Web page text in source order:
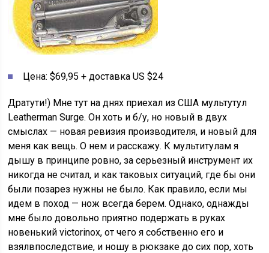
Цена: $69,95 + доставка US $24
Дратути!) Мне тут на днях приехал из США мультутул
Leatherman Surge. Он хоть и б/у, но новый в двух
смыслах — новая ревизия производителя, и новый для
меня как вещь. О нем и расскажу. К мультитулам я
дышу в принципе ровно, за серьезный инструмент их
никогда не считал, и как таковых ситуаций, где бы они
были позарез нужны не было. Как правило, если мы
идем в поход — нож всегда берем. Однако, однажды
мне было довольно приятно подержать в руках
новенький victorinox, от чего я собственно его и
взялвпоследствие, и ношу в рюкзаке до сих пор, хоть